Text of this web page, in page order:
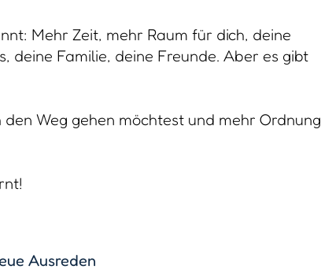
Mehr Zeit, mehr Raum für dich, deine
deine Familie, deine Freunde. Aber es gibt
Weg gehen möchtest und mehr Ordnung
Ausreden